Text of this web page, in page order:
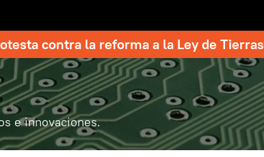
contra la reforma a la Ley de Tierras
e innovaciones.